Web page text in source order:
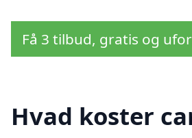
Få 3 tilbud, gratis og
Hvad koster